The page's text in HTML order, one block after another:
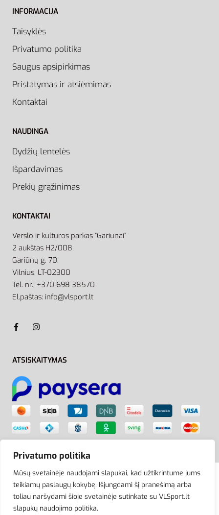
Privatumo politika
Mūsų svetainėje naudojami slapukai, kad užtikrintume jums
teikiamų paslaugų kokybę. Išjungdami šį pranešimą arba
toliau naršydami šioje svetainėje sutinkate su VLSport.lt
slapukų naudojimo politika.
INFORMACIJA
Taisyklės
Privatumo politika
Saugus apsipirkimas
Pristatymas ir atsiėmimas
Kontaktai
NAUDINGA
Dydžių lentelės
Išpardavimas
Prekių grąžinimas
KONTAKTAI
Verslo ir kultūros parkas “Gariūnai”
2 aukštas H2/008
Gariūnų g. 70,
Vilnius, LT-02300
Tel. nr.: +370 698 38570
El.paštas: info@vlsport.lt
ATSISKAITYMAS
© VLSport. 2026. Visos teisės saugomos.
Kopijuoti, platinti svetainės turinį be autorių sutikimo
griežtai draudžiama.